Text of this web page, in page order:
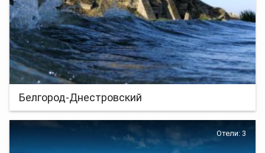
Белгород-Днестровский
Отели: 3